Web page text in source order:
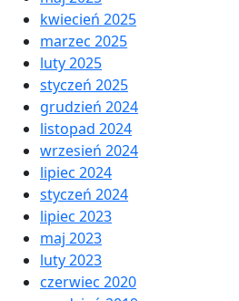
kwiecień 2025
marzec 2025
luty 2025
styczeń 2025
grudzień 2024
listopad 2024
wrzesień 2024
lipiec 2024
styczeń 2024
lipiec 2023
maj 2023
luty 2023
czerwiec 2020